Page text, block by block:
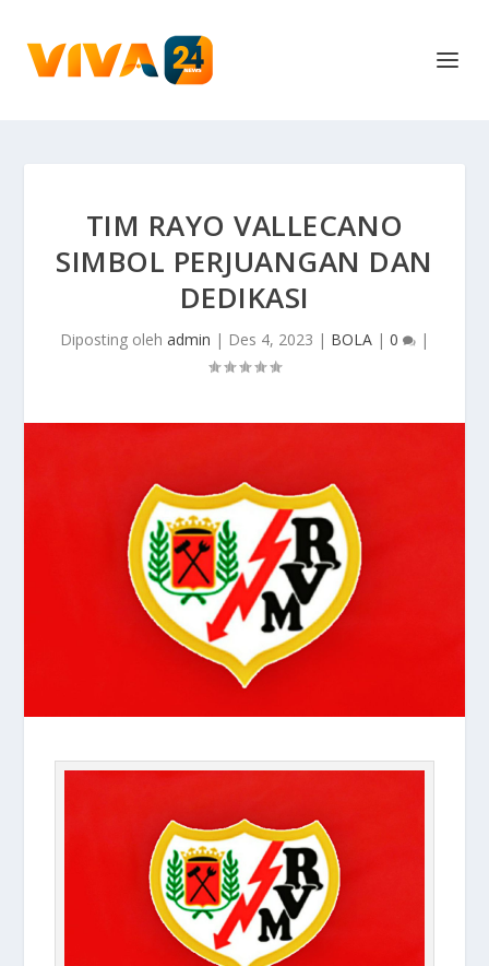
TIM RAYO VALLECANO
SIMBOL PERJUANGAN DAN
DEDIKASI
Diposting oleh admin | Des 4, 2023 | BOLA | 0 |